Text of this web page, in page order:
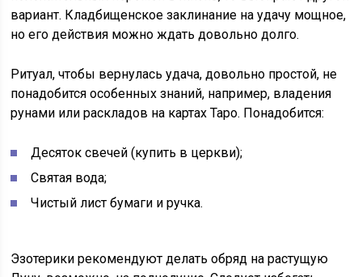
вариант. Кладбищенское заклинание на удачу мощное,
но его действия можно ждать довольно долго.
Ритуал, чтобы вернулась удача, довольно простой, не
понадобится особенных знаний, например, владения
рунами или раскладов на картах Таро. Понадобится:
Десяток свечей (купить в церкви);
Святая вода;
Чистый лист бумаги и ручка.
Эзотерики рекомендуют делать обряд на растущую